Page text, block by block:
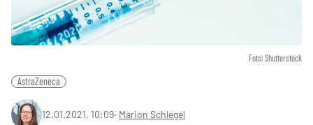
Foto: Shutterstock
AstraZeneca
12.01.2021, 10:09‧ Marion Schlegel